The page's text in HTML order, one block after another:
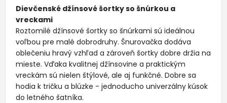
Dievčenské džínsové šortky so šnúrkou a
vreckami
Roztomilé džínsové šortky so šnúrkami sú ideálnou
voľbou pre malé dobrodruhy. Šnurovačka dodáva
oblečeniu hravý vzhľad a zároveň šortky dobre držia na
mieste. Vďaka kvalitnej džínsovine a praktickým
vreckám sú nielen štýlové, ale aj funkčné. Dobre sa
hodia k tričku a blúzke - jednoducho univerzálny kúsok
do letného šatníka.